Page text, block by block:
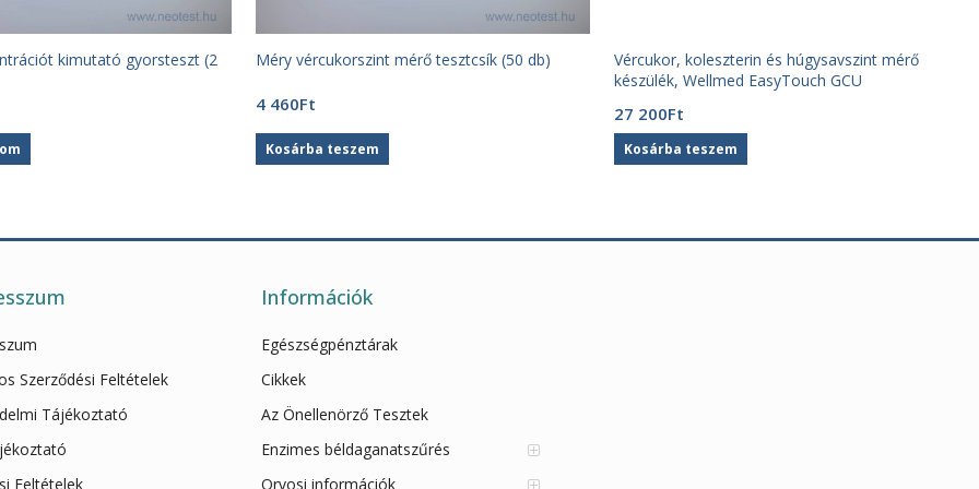
kimutató gyorsteszt (2
Méry vércukorszint mérő tesztcsík (50 db)
4 460Ft
Kosárba teszem
Vércukor, koleszterin és húgysavszint mérő
készülék, Wellmed EasyTouch GCU
27 200Ft
Kosárba teszem
Szerződési Feltételek
Tájékoztató
Feltételek
Információk
Egészségpénztárak
Cikkek
Az Önellenörző Tesztek
Enzimes béldaganatszűrés
Orvosi információk